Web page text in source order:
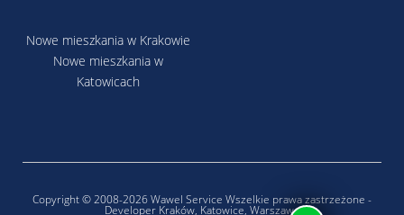
Nowe mieszkania w Krakowie
Nowe mieszkania w
Katowicach
Copyright © 2008-2026 Wawel Service Wszelkie prawa zastrzeżone -
Developer Kraków, Katowice, Warszawa